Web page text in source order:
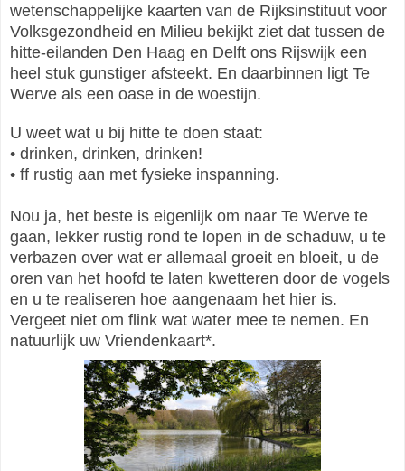
wetenschappelijke kaarten van de Rijksinstituut voor
Volksgezondheid en Milieu bekijkt ziet dat tussen de
hitte-eilanden Den Haag en Delft ons Rijswijk een
heel stuk gunstiger afsteekt. En daarbinnen ligt Te
Werve als een oase in de woestijn.
U weet wat u bij hitte te doen staat:
• drinken, drinken, drinken!
• ff rustig aan met fysieke inspanning.
Nou ja, het beste is eigenlijk om naar Te Werve te
gaan, lekker rustig rond te lopen in de schaduw, u te
verbazen over wat er allemaal groeit en bloeit, u de
oren van het hoofd te laten kwetteren door de vogels
en u te realiseren hoe aangenaam het hier is.
Vergeet niet om flink wat water mee te nemen. En
natuurlijk uw Vriendenkaart*.